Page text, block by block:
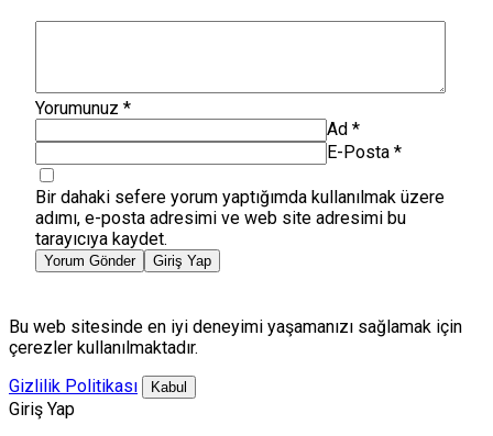
Yorumunuz *
Ad *
E-Posta *
Bir dahaki sefere yorum yaptığımda kullanılmak üzere
adımı, e-posta adresimi ve web site adresimi bu
tarayıcıya kaydet.
Yorum Gönder Giriş Yap
Bu web sitesinde en iyi deneyimi yaşamanızı sağlamak için
çerezler kullanılmaktadır.
Gizlilik Politikası
Kabul
Giriş Yap